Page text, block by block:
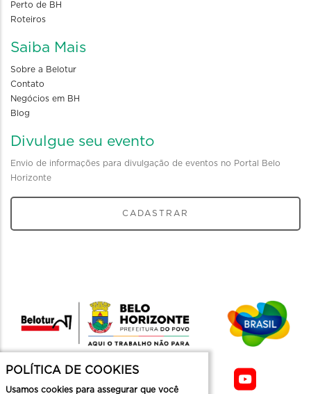
Perto de BH
Roteiros
Saiba Mais
Sobre a Belotur
Contato
Negócios em BH
Blog
Divulgue seu evento
Envio de informações para divulgação de eventos no Portal Belo
Horizonte
CADASTRAR
POLÍTICA DE COOKIES
Usamos cookies para assegurar que você